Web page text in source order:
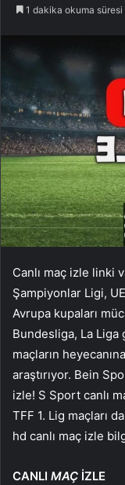
1 dakika okuma süresi
Canlı maç izle linki
Şampiyonlar Ligi,
Avrupa kupaları
Bundesliga, La
maçların
araştırıyor. Bein
izle! S Sport canlı
TFF 1. Lig maçları
hd canlı maç izle
CANLI MAÇ İZLE